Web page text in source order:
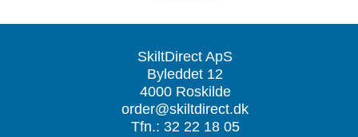
SkiltDirect ApS
Byleddet 12
4000 Roskilde
order@skiltdirect.dk
Tfn.: 32 22 18 05